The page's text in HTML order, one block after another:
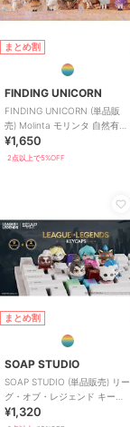
まとめ割
FINDING UNICORN
FINDING UNICORN (単品販
売) Molinta モリンタ 自然有形
ブラインド
¥1,650
2点以上で5%OFF
まとめ割
SOAP STUDIO
SOAP STUDIO (単品販売) リー
グ・オブ・レジェンド キーキ
ャップ ブラインドボックス
¥1,320